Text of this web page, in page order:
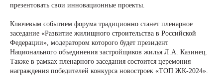
презентовать свои инновационные проекты.
Ключевым событием форума традиционно станет пленарное
заседание «Развитие жилищного строительства в Российской
Федерации», модератором которого будет президент
Национального объединения застройщиков жилья Л.А. Казинец.
Также в рамках пленарного заседания состоится церемония
награждения победителей конкурса новостроек «ТОП ЖК-2024».